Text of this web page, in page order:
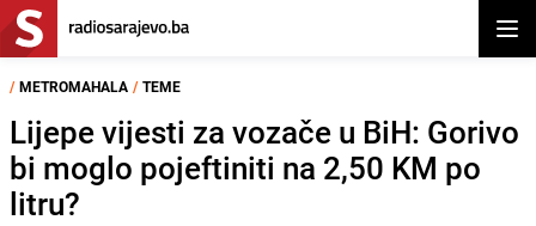
/ METROMAHALA / TEME
Lijepe vijesti za vozače u BiH: Gorivo
bi moglo pojeftiniti na 2,50 KM po
litru?